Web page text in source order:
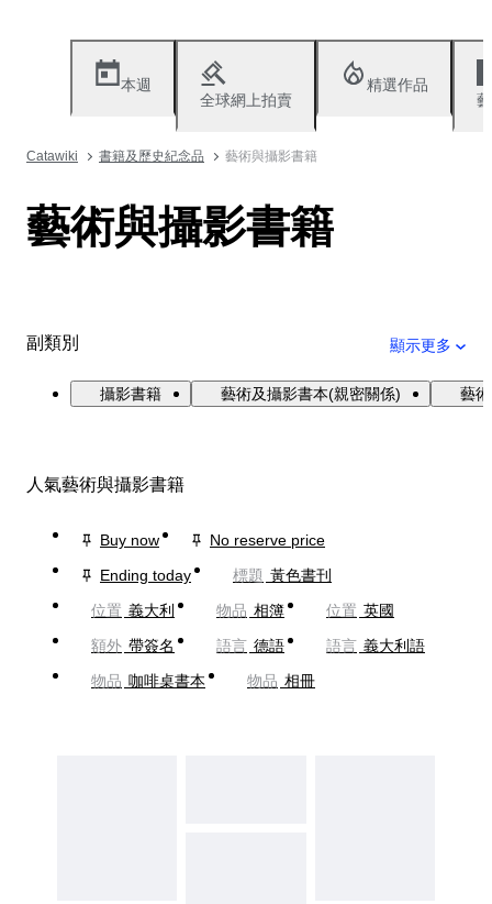
本週
全球網上拍賣
精選作品
Catawiki 書籍及歷史紀念品 藝術與攝影書籍
藝術與攝影書籍
副類別 顯示更多
攝影書籍 藝術及攝影書本(親密關係) 藝
人氣藝術與攝影書籍
Buy now
No reserve price
Ending today
標題 黃色書刊
位置 義大利 物品 相簿 位置 英國
額外 帶簽名 語言 德語 語言 義大利語
物品 咖啡桌書本 物品 相冊